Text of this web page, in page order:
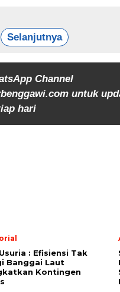
Selanjutnya
Channel
untuk
hari
: Efisiensi Tak
Banggai Laut
Kontingen